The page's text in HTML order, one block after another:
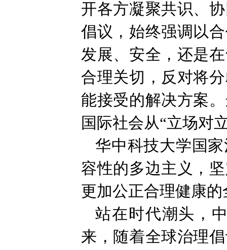
开各方凝聚共识、
倡议，始终强调以
发展、安全，还是
合理关切，反对将
能接受的解决方案
国际社会从“立场对
华中科技大学国
容性的多边主义，
更加公正合理健康
站在时代潮头，
来，随着全球治理